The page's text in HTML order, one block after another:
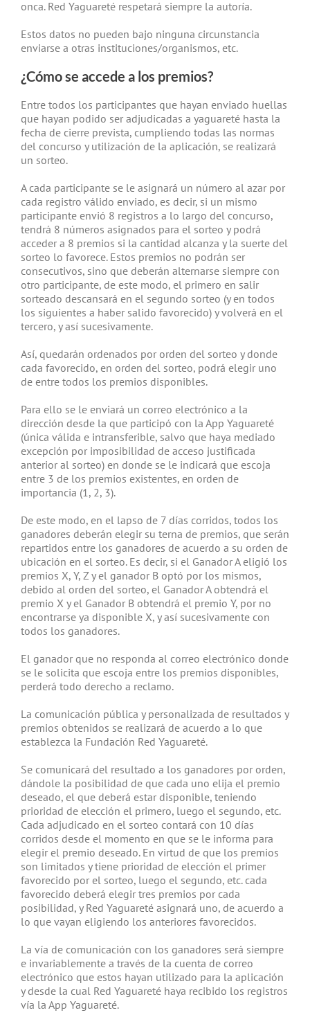
onca. Red Yaguareté respetará siempre la autoría.
Estos datos no pueden bajo ninguna circunstancia
enviarse a otras instituciones/organismos, etc.
¿Cómo se accede a los premios?
Entre todos los participantes que hayan enviado huellas
que hayan podido ser adjudicadas a yaguareté hasta la
fecha de cierre prevista, cumpliendo todas las normas
del concurso y utilización de la aplicación, se realizará
un sorteo.
A cada participante se le asignará un número al azar por
cada registro válido enviado, es decir, si un mismo
participante envió 8 registros a lo largo del concurso,
tendrá 8 números asignados para el sorteo y podrá
acceder a 8 premios si la cantidad alcanza y la suerte del
sorteo lo favorece. Estos premios no podrán ser
consecutivos, sino que deberán alternarse siempre con
otro participante, de este modo, el primero en salir
sorteado descansará en el segundo sorteo (y en todos
los siguientes a haber salido favorecido) y volverá en el
tercero, y así sucesivamente.
Así, quedarán ordenados por orden del sorteo y donde
cada favorecido, en orden del sorteo, podrá elegir uno
de entre todos los premios disponibles.
Para ello se le enviará un correo electrónico a la
dirección desde la que participó con la App Yaguareté
(única válida e intransferible, salvo que haya mediado
excepción por imposibilidad de acceso justificada
anterior al sorteo) en donde se le indicará que escoja
entre 3 de los premios existentes, en orden de
importancia (1, 2, 3).
De este modo, en el lapso de 7 días corridos, todos los
ganadores deberán elegir su terna de premios, que serán
repartidos entre los ganadores de acuerdo a su orden de
ubicación en el sorteo. Es decir, si el Ganador A eligió los
premios X, Y, Z y el ganador B optó por los mismos,
debido al orden del sorteo, el Ganador A obtendrá el
premio X y el Ganador B obtendrá el premio Y, por no
encontrarse ya disponible X, y así sucesivamente con
todos los ganadores.
El ganador que no responda al correo electrónico donde
se le solicita que escoja entre los premios disponibles,
perderá todo derecho a reclamo.
La comunicación pública y personalizada de resultados y
premios obtenidos se realizará de acuerdo a lo que
establezca la Fundación Red Yaguareté.
Se comunicará del resultado a los ganadores por orden,
dándole la posibilidad de que cada uno elija el premio
deseado, el que deberá estar disponible, teniendo
prioridad de elección el primero, luego el segundo, etc.
Cada adjudicado en el sorteo contará con 10 días
corridos desde el momento en que se le informa para
elegir el premio deseado. En virtud de que los premios
son limitados y tiene prioridad de elección el primer
favorecido por el sorteo, luego el segundo, etc. cada
favorecido deberá elegir tres premios por cada
posibilidad, y Red Yaguareté asignará uno, de acuerdo a
lo que vayan eligiendo los anteriores favorecidos.
La vía de comunicación con los ganadores será siempre
e invariablemente a través de la cuenta de correo
electrónico que estos hayan utilizado para la aplicación
y desde la cual Red Yaguareté haya recibido los registros
vía la App Yaguareté.